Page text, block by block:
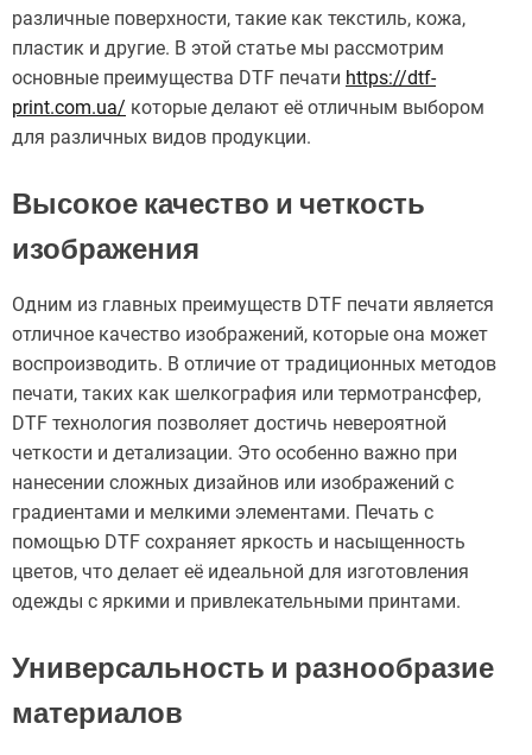
различные поверхности, такие как текстиль, кожа,
пластик и другие. В этой статье мы рассмотрим
основные преимущества DTF печати https://dtf-
print.com.ua/ которые делают её отличным выбором
для различных видов продукции.
Высокое качество и четкость
изображения
Одним из главных преимуществ DTF печати является
отличное качество изображений, которые она может
воспроизводить. В отличие от традиционных методов
печати, таких как шелкография или термотрансфер,
DTF технология позволяет достичь невероятной
четкости и детализации. Это особенно важно при
нанесении сложных дизайнов или изображений с
градиентами и мелкими элементами. Печать с
помощью DTF сохраняет яркость и насыщенность
цветов, что делает её идеальной для изготовления
одежды с яркими и привлекательными принтами.
Универсальность и разнообразие
материалов